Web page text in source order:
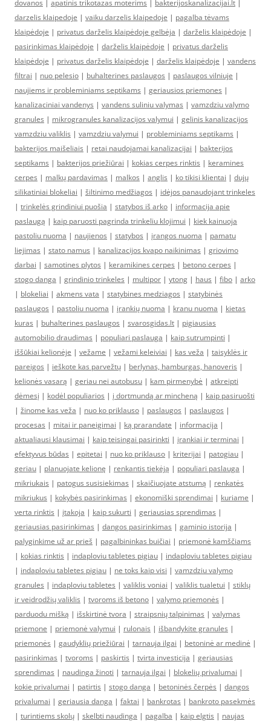
dovanos | apatinis trikotazas moterims | bakterijoskanalizacijai.lt |
darzelis klaipedoje | vaiku darzelis klaipedoje | pagalba tėvams
klaipėdoje | privatus darželis klaipėdoje gelbėja | darželis klaipėdoje |
pasirinkimas klaipėdoje | darželis klaipėdoje | privatus darželis
klaipėdoje | privatus darželis klaipėdoje | darželis klaipėdoje | vandens
filtrai | nuo pelesio | buhalterines paslaugos | paslaugos vilniuje |
naujiems ir probleminiams septikams | geriausios priemones |
kanalizaciniai vandenys | vandens suliniu valymas | vamzdziu valymo
granules | mikrogranules kanalizacijos valymui | gelinis kanalizacijos
vamzdziu valiklis | vamzdziu valymui | probleminiams septikams |
bakterijos maišeliais | retai naudojamai kanalizacijai | bakterijos
septikams | bakterijos priežiūrai | kokias cerpes rinktis | keramines
cerpes | malkų pardavimas | malkos | anglis | ko tikisi klientai | dujų
silikatiniai blokeliai | šiltinimo medžiagos | idėjos panaudojant trinkeles
| trinkelės grindiniui puošia | statybos iš arko | informacija apie
paslaugą | kaip paruosti pagrinda trinkeliu klojimui | kiek kainuoja
pastoliu nuoma | naujienos | statybos | įrangos nuoma | pamatu
liejimas | stato namus | kanalizacijos kvapo naikinimas | griovimo
darbai | samotines plytos | keramikines cerpes | betono cerpes |
stogo danga | grindinio trinkeles | multipor | ytong | haus | fibo | arko
| blokeliai | akmens vata | statybines medziagos | statybinės
paslaugos | pastoliu nuoma | įrankių nuoma | kranu nuoma | kietas
kuras | buhalterines paslaugos | svarosgidas.lt | pigiausias
automobilio draudimas | populiari paslauga | kaip sutrumpinti |
iššūkiai kelionėje | vežame | vežami keleiviai | kas veža | taisyklės ir
pareigos | ieškote kas parvežtų | berlynas, hamburgas, hanoveris |
kelionės vasarą | geriau nei autobusu | kam pirmenybė | atkreipti
dėmesį | kodėl populiarios | į dortmundą ar mincheną | kaip pasiruošti
| žinome kas veža | nuo ko priklauso | paslaugos | paslaugos |
procesas | mitai ir paneigimai | ką prarandate | informacija |
aktualiausi klausimai | kaip teisingai pasirinkti | įrankiai ir terminai |
efektyvus būdas | epitetai | nuo ko priklauso | kriterijai | patogiau |
geriau | planuojate kelionę | renkantis tiekėją | populiari paslauga |
mikriukais | patogus susisiekimas | skaičiuojate atstumą | renkatės
mikriukus | kokybės pasirinkimas | ekonomiški sprendimai | kuriame |
verta rinktis | įtakoja | kaip sukurti | geriausias sprendimas |
geriausias pasirinkimas | dangos pasirinkimas | gaminio istorija |
palyginkime už ar prieš | pagalbininkas buičiai | priemonė kamščiams
| kokias rinktis | indaploviu tabletes pigiau | indaploviu tabletes pigiau
| indaploviu tabletes pigiau | ne toks kaip visi | vamzdziu valymo
granules | indaploviu tabletes | valiklis voniai | valiklis tualetui | stiklų
ir veidrodžių valiklis | tvoroms iš betono | valymo priemonės |
parduodu mišką | išskirtinė tvora | straipsnių talpinimas | valymas
priemone | priemonė valymui | rulonais | išbandykite granules |
priemonės | gaudyklių priežiūrai | tarnauja ilgai | betoninė ar medinė |
pasirinkimas | tvoroms | paskirtis | tvirta investicija | geriausias
sprendimas | naudinga žinoti | tarnauja ilgai | blokelių privalumai |
kokie privalumai | patirtis | stogo danga | betoninės čerpės | dangos
privalumai | geriausia danga | faktai | bankrotas | bankroto pasekmės
| turintiems skolų | skelbti naudinga | pagalba | kaip elgtis | naujas